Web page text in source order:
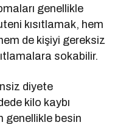
genellikle
kısıtlamak, hem
de kişiyi gereksiz
sokabilir.
diyete
kilo kaybı
genellikle besin